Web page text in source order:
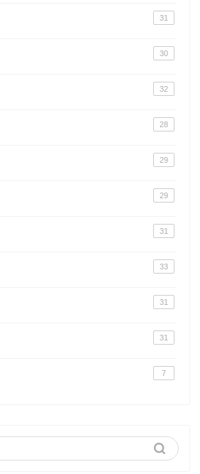
31
30
32
28
29
29
31
33
31
31
7